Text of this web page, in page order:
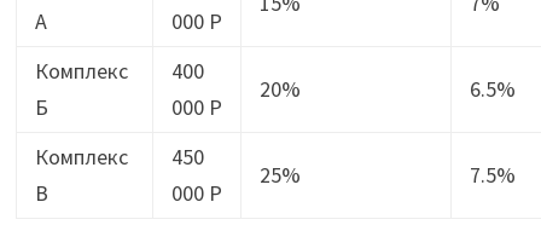
А
000 Р
Комплекс
Б
400
000 Р
20% 6.5%
Комплекс
В
450
000 Р
25% 7.5%